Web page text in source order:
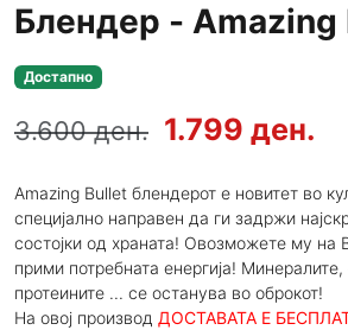
Блендер - Amazing
Достапно
3.600 ден. 1.799 ден.
Amazing Bullet блендерот е новитет во
специјално направен да ги задржи
состојки од храната! Овозможете му на
прими потребната енергија!
протеините ... се останува во оброкот!
На овој производ ДОСТАВАТА Е